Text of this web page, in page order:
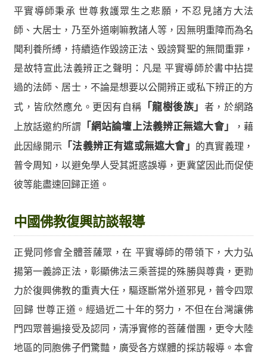
平實導師秉承 世尊救護眾生之悲願，不忍見諸方大法
師、大居士，乃至外道喇嘛教諸人等，因無明重障而為名
聞利養所縛，持續造作毀謗正法、毀謗賢聖的無間重罪，
是故特宣此法義辨正之聲明：凡是 平實導師於書中拈提
過的法師、居士，不論是想要以公開辨正或私下辨正的方
式，皆欣然應允。更因有自稱 「龍樹後族」 者，於網路
上放話邀約所謂 「網站論壇上法義辨正無遮大會」
，藉
此因緣開示 「法義辨正有遮或無遮大會」 的真實義理，
普令周知，以避免學人受其誑惑誤導，更冀望因此而促使
彼等能盡速回歸正道。
中國佛教復興訪談報導
正覺同修會全體菩薩眾，在 平實導師的帶領下，大力弘
揚第一義諦正法，彰顯佛法三乘菩提的殊勝與尊貴，更勠
力於復興佛教的重責大任，驅逐斷常外道邪見，普令四眾
回歸 世尊正道。經過近二十年的努力，不但在台灣讓佛
門四眾普遍接受及認同，清淨實修的菩薩僧團，更令大陸
地區的同胞佛子們驚豔，廣受各方媒體的採訪報導。本會